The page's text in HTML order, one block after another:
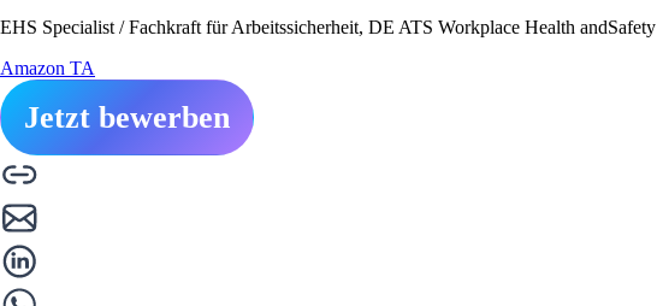
EHS Specialist / Fachkraft für Arbeitssicherheit, DE ATS Workplace Health andSafety
Amazon TA
Jetzt bewerben